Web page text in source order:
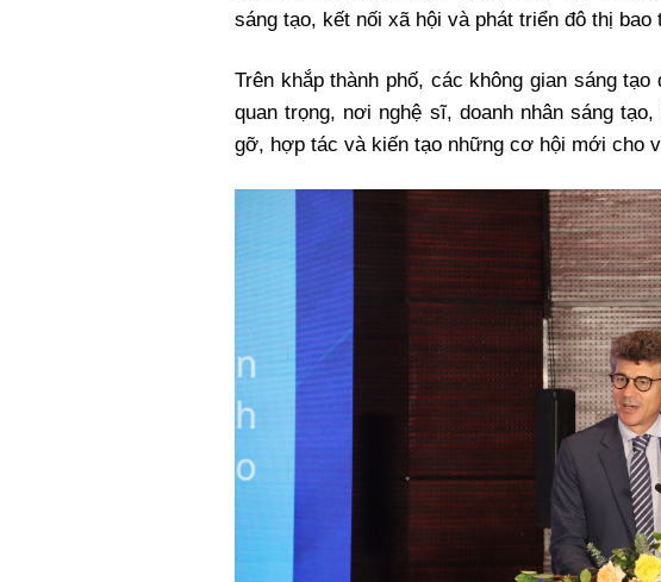
sáng tạo, kết nối xã hội và phát triển đô thị bao
Trên khắp thành phố, các không gian sáng
quan trọng, nơi nghệ sĩ, doanh nhân sáng
gỡ, hợp tác và kiến tạo những cơ hội mới cho